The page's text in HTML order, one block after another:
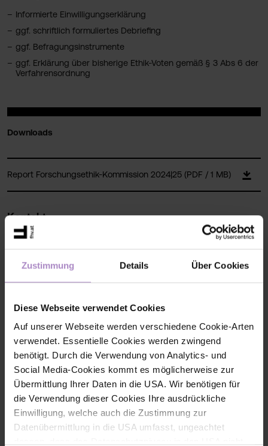
Zustimmung Details Über Cookies
Diese Webseite verwendet Cookies
Auf unserer Webseite werden verschiedene Cookie-Arten
verwendet. Essentielle Cookies werden zwingend
benötigt. Durch die Verwendung von Analytics- und
Social Media-Cookies kommt es möglicherweise zur
Übermittlung Ihrer Daten in die USA. Wir benötigen für
die Verwendung dieser Cookies Ihre ausdrückliche
Einwilligung, welche auch die Zustimmung zur
Datenübermittlung in die USA umfasst, ungeachtet
Informierte Einwilligungserklärung
ggf. schriftlich formuliertes Debriefing
ggf. Befragungsinstrumente
ggf. Erklärung über bisherige Ethik-Voten gemäß § 3 Abs 6 der
Verfahrensordnung
Downloads
Report Forschungsethik-Kommission 2024|25 (PDF / 1 MB)
Kontakt
Dr. Katrin PALDAN
Senior Scientist mit Gruppenleitung